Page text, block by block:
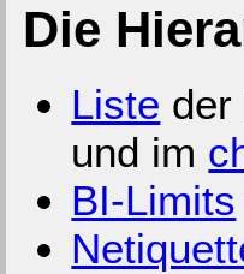
Die
Liste der
und im
BI-Limits